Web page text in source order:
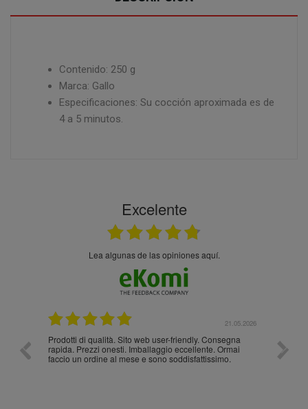
Contenido: 250 g
Marca: Gallo
Especificaciones: Su cocción aproximada es de
4 a 5 minutos.
Excelente
Lea algunas de las opiniones aquí.
21.05.2026
Prodotti di qualità. Sito web user-friendly. Consegna
rapida. Prezzi onesti. Imballaggio eccellente. Ormai
faccio un ordine al mese e sono soddisfattissimo.
10/10